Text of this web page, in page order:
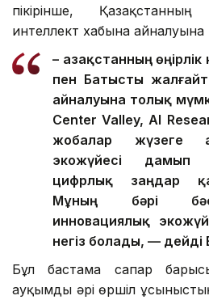
пікірінше,
интеллект хабына айналуына
– Қазақстанның
пен Батысты
айналуына толық
Center Valley, AI
жобалар жүзеге
экожүйесі дамып
цифрлық заңдар
Мұның бәрі
инновациялық
негіз болады, — дейді
Бұл бастама сапар
ауқымды әрі өршіл